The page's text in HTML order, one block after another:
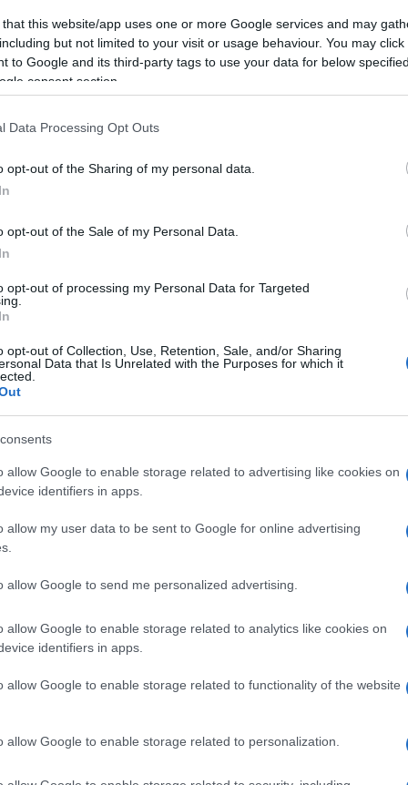
that this website/app uses one or more Google services and may
but not limited to your visit or usage behaviour. You may
to Google and its third-party tags to use your data for below
consent section.
Data Processing Opt Outs
opt-out of the Sharing of my personal data.
opt-out of the Sale of my Personal Data.
opt-out of processing my Personal Data for Targeted
opt-out of Collection, Use, Retention, Sale, and/or Sharing
Data that Is Unrelated with the Purposes for which it
allow Google to enable storage related to advertising like cookies on
identifiers in apps.
allow my user data to be sent to Google for online advertising
allow Google to send me personalized advertising.
allow Google to enable storage related to analytics like cookies on
identifiers in apps.
allow Google to enable storage related to functionality of the website
allow Google to enable storage related to personalization.
Τετάρτη και την Πέμπτη τα φαινόμενα αστάθειας θα
κυρίως κατά τις απογευματινές ώρες. Οι
από τις καταιγίδες.
θα είναι γενικά ασθενείς έως μέτριοι. Ωστόσο,
την Τετάρτη, τα φαινόμενα θα επεκταθούν σε ορεινές
Θράκης, αλλά και στη Θεσσαλία και την Πελοπόννησο.
και το απόγευμα.
θα εκδηλωθούν φαινόμενα την Πέμπτη
Πέμπτη, οι μπόρες και οι καταιγίδες θα εστιάζονται
Αττική, στην Εύβοια και στο βορειοανατολικό τμήμα
ίδια ημέρα θα ενισχυθούν και τα μελτέμια στο Αιγαίο.
με αυξημένο κίνδυνο πυρκαγιών, ενώ
στην ανατολική ηπειρωτική Ελλάδα.
με τα προγνωστικά δεδομένα που
GFS, ECMWF και NEMS, η αστάθεια θα έχει